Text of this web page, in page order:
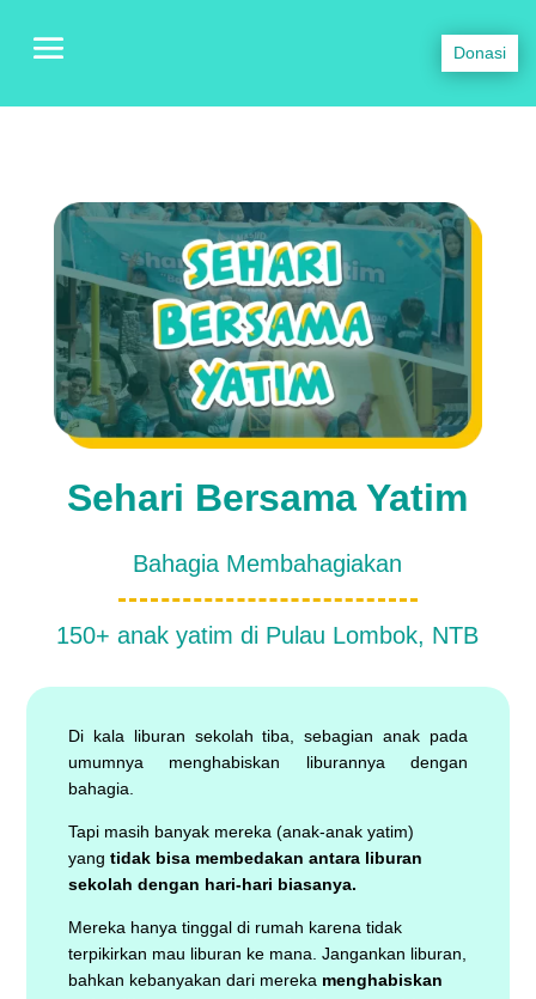
Donasi
Sehari Bersama Yatim
Bahagia Membahagiakan
150+ anak yatim di Pulau Lombok, NTB
Di kala liburan sekolah tiba, sebagian anak pada
umumnya menghabiskan liburannya dengan
bahagia.
Tapi masih banyak mereka (anak-anak yatim)
yang tidak bisa membedakan antara liburan
sekolah dengan hari-hari biasanya.
Mereka hanya tinggal di rumah karena tidak
terpikirkan mau liburan ke mana. Jangankan liburan,
bahkan kebanyakan dari mereka menghabiskan